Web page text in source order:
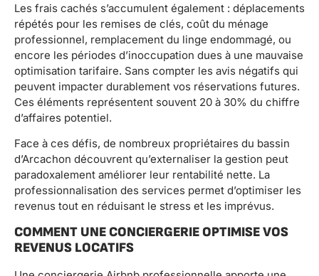
Les frais cachés s’accumulent également : déplacements
répétés pour les remises de clés, coût du ménage
professionnel, remplacement du linge endommagé, ou
encore les périodes d’inoccupation dues à une mauvaise
optimisation tarifaire. Sans compter les avis négatifs qui
peuvent impacter durablement vos réservations futures.
Ces éléments représentent souvent 20 à 30% du chiffre
d’affaires potentiel.
Face à ces défis, de nombreux propriétaires du bassin
d’Arcachon découvrent qu’externaliser la gestion peut
paradoxalement améliorer leur rentabilité nette. La
professionnalisation des services permet d’optimiser les
revenus tout en réduisant le stress et les imprévus.
COMMENT UNE CONCIERGERIE OPTIMISE VOS
REVENUS LOCATIFS